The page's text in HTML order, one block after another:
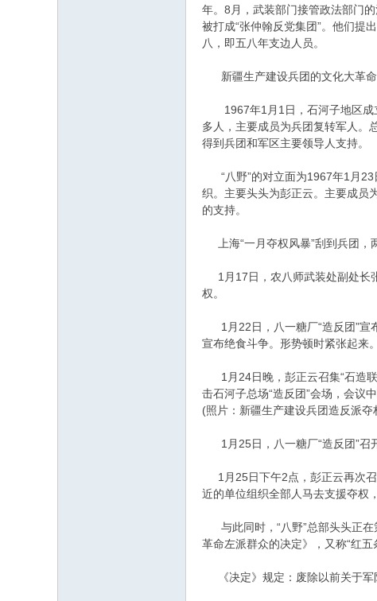
年。8月，武装部门接管政法部门
被打成“张仲翰反党集团”。他们提
八，即五八年支边人员。
新疆生产建设兵团的文化大革命
1967年1月1日，石河子地区成立
多人，主要成员为兵团复转军人。
得到兵团和军区主要领导人支持。
“八野”的对立面为1967年1月23
织。主要头头为彭正云。主要成员
的支持。
上海“一月夺权风暴”刮到兵团，
1月17日，农八师武装处副处长
权。
1月22日，八一糖厂“造反团”宣布
宣布绝食斗争。形势顿时紧张起来。
1月24日晚，彭正云召集“石造联
击石河子总场“造反团”会场，会议
(照片：新疆生产建设兵团造反派夺
1月25日，八一糖厂“造反团”召
1月25日下午2点，彭正云再次召
近的单位组织全部人马去支援夺权
与此同时，“八野”总部头头正在
革命左派群众的决定》，又称“红五
《决定》规定：废除以前关于军